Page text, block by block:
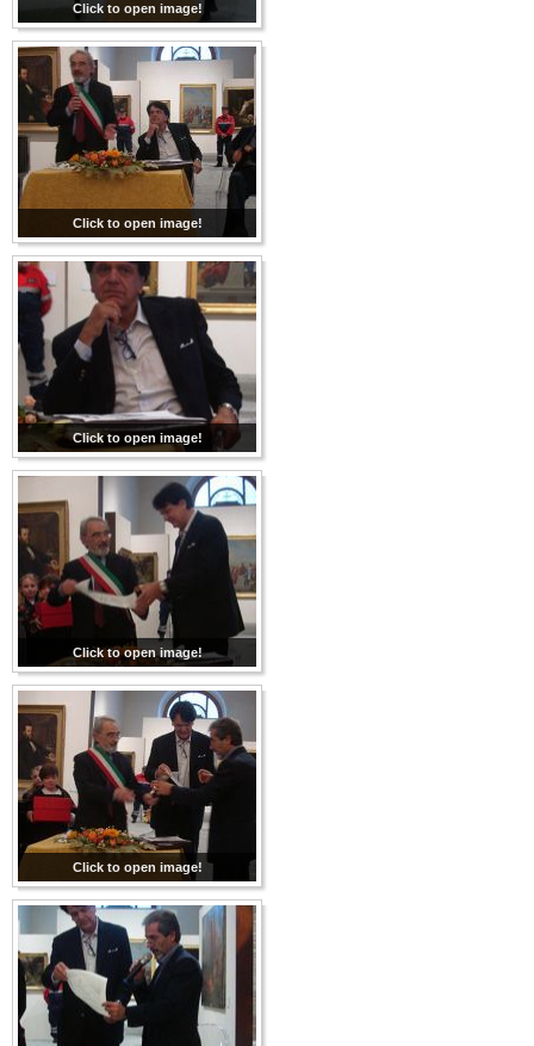
Click to open image!
Click to open image!
Click to open image!
Click to open image!
Click to open image!